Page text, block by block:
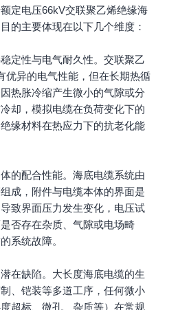
定电压66kV交联聚乙烯绝缘海
的主要体现在以下几个维度：
定性与电气耐久性。交联聚乙
优异的电气性能，但在长期热循
热胀冷缩产生微小的气隙或分
却，模拟电缆在负荷变化下的
缘材料在热应力下的抗老化能
的配合性能。海底电缆系统由
成，附件与电缆本体的界面是
致界面压力发生变化，电压试
否存在杂质、气隙或电场畸
系统故障。
在缺陷。大长度海底电缆的生
、铠装等多道工序，任何微小
超标、微孔、杂质等）在常规